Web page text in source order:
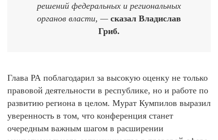
решений федеральных и региональных
органов власти, — сказал Владислав
Гриб.
Глава РА поблагодарил за высокую оценку не только
правовой деятельности в республике, но и работе по
развитию региона в целом. Мурат Кумпилов выразил
уверенность в том, что конференция станет
очередным важным шагом в расширении